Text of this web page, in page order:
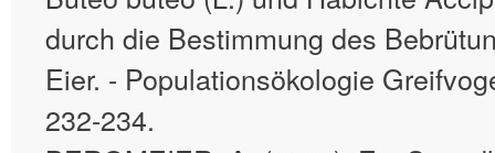
durch die Bestimmung des
Eier. - Populationsökologie
232-234.